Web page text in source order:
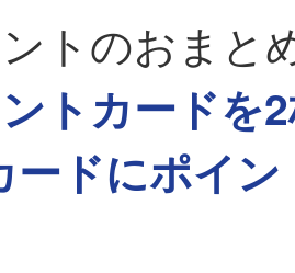
ントのおまと
トカードを
ードにポイ